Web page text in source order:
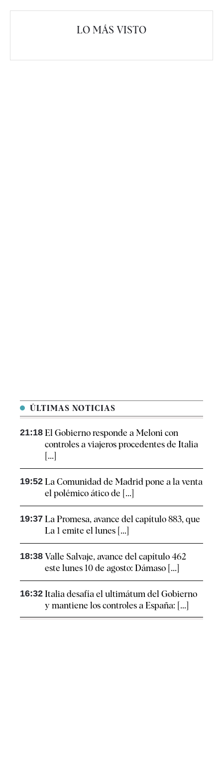
LO MÁS VISTO
ÚLTIMAS NOTICIAS
21:18 El Gobierno responde a Meloni con
controles a viajeros procedentes de Italia
[...]
19:52 La Comunidad de Madrid pone a la venta
el polémico ático de [...]
19:37 La Promesa, avance del capítulo 883, que
La 1 emite el lunes [...]
18:38 Valle Salvaje, avance del capítulo 462
este lunes 10 de agosto: Dámaso [...]
16:32 Italia desafía el ultimátum del Gobierno
y mantiene los controles a España: [...]